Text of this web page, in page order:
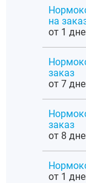
на
от 1
заказ
от 7
заказ
от 8
от 1